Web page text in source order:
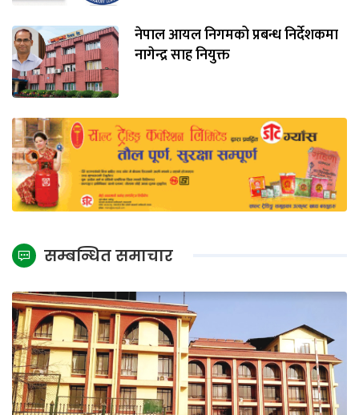
नेपाल आयल निगमको प्रबन्ध निर्देशकमा
नागेन्द्र साह नियुक्त
सम्बन्धित समाचार